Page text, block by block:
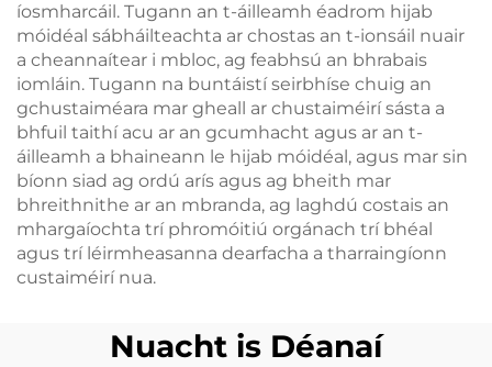
íosmharcáil. Tugann an t-áilleamh éadrom hijab
móidéal sábháilteachta ar chostas an t-ionsáil nuair
a cheannaítear i mbloc, ag feabhsú an bhrabais
iomláin. Tugann na buntáistí seirbhíse chuig an
gchustaiméara mar gheall ar chustaiméirí sásta a
bhfuil taithí acu ar an gcumhacht agus ar an t-
áilleamh a bhaineann le hijab móidéal, agus mar sin
bíonn siad ag ordú arís agus ag bheith mar
bhreithnithe ar an mbranda, ag laghdú costais an
mhargaíochta trí phromóitiú orgánach trí bhéal
agus trí léirmheasanna dearfacha a tharraingíonn
custaiméirí nua.
Nuacht is Déanaí